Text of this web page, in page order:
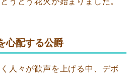
心配する公爵
人々が歓声を上げる中、デボ